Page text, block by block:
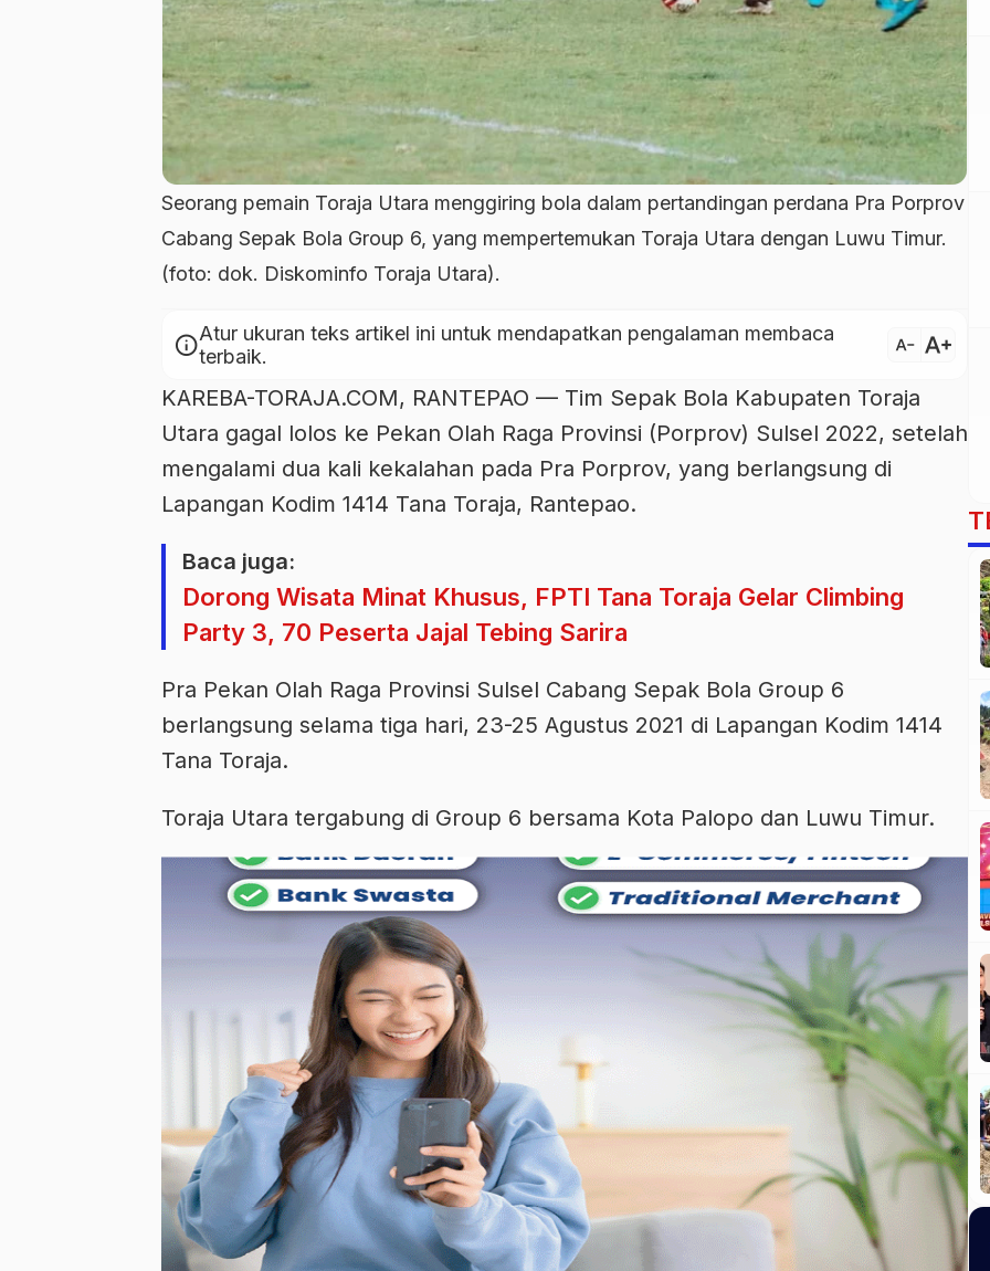
Seorang pemain Toraja Utara menggiring bola dalam pertandingan perdana Pra Porprov
Cabang Sepak Bola Group 6, yang mempertemukan Toraja Utara dengan Luwu Timur.
(foto: dok. Diskominfo Toraja Utara).
infoAtur ukuran teks artikel ini untuk mendapatkan pengalaman membaca
terbaik.
text_decrease text_increase
KAREBA-TORAJA.COM, RANTEPAO — Tim Sepak Bola Kabupaten Toraja
Utara gagal lolos ke Pekan Olah Raga Provinsi (Porprov) Sulsel 2022, setelah
mengalami dua kali kekalahan pada Pra Porprov, yang berlangsung di
Lapangan Kodim 1414 Tana Toraja, Rantepao.
Baca juga:
Dorong Wisata Minat Khusus, FPTI Tana Toraja Gelar Climbing
Party 3, 70 Peserta Jajal Tebing Sarira
Pra Pekan Olah Raga Provinsi Sulsel Cabang Sepak Bola Group 6
berlangsung selama tiga hari, 23-25 Agustus 2021 di Lapangan Kodim 1414
Tana Toraja.
Toraja Utara tergabung di Group 6 bersama Kota Palopo dan Luwu Timur.